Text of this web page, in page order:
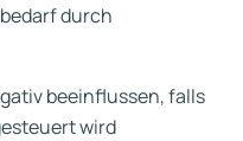
durch
beeinflussen, falls
wird